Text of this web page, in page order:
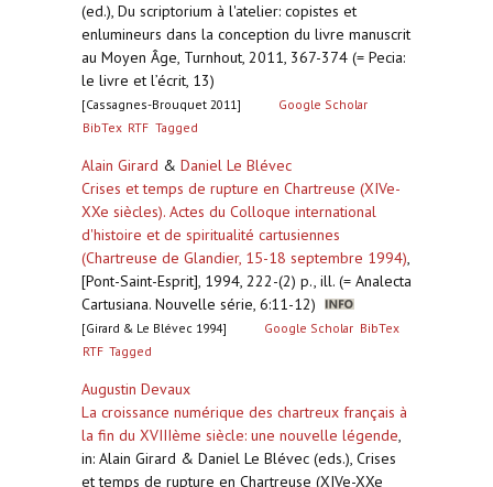
(ed.), Du scriptorium à l'atelier: copistes et
enlumineurs dans la conception du livre manuscrit
au Moyen Âge, Turnhout, 2011, 367-374 (= Pecia:
le livre et l’écrit, 13)
[Cassagnes-Brouquet 2011]
Google Scholar
BibTex RTF Tagged
Alain Girard & Daniel Le Blévec
Crises et temps de rupture en Chartreuse (XIVe-
XXe siècles). Actes du Colloque international
d'histoire et de spiritualité cartusiennes
(Chartreuse de Glandier, 15-18 septembre 1994),
[Pont-Saint-Esprit], 1994, 222-(2) p., ill. (= Analecta
Cartusiana. Nouvelle série, 6:11-12)
[Girard & Le Blévec 1994] Google Scholar BibTex
RTF Tagged
Augustin Devaux
La croissance numérique des chartreux français à
la fin du XVIIIème siècle: une nouvelle légende,
in: Alain Girard & Daniel Le Blévec (eds.), Crises
et temps de rupture en Chartreuse (XIVe-XXe